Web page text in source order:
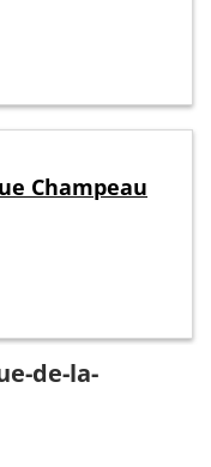
Champeau
de-la-